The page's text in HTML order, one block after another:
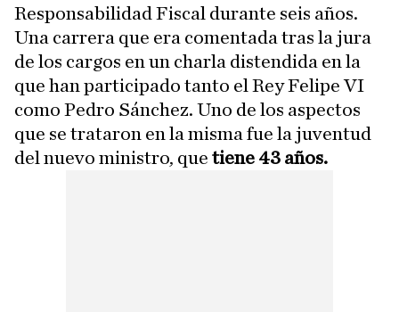
Responsabilidad Fiscal durante seis años.
Una carrera que era comentada tras la jura
de los cargos en un charla distendida en la
que han participado tanto el Rey Felipe VI
como Pedro Sánchez. Uno de los aspectos
que se trataron en la misma fue la juventud
del nuevo ministro, que tiene 43 años.